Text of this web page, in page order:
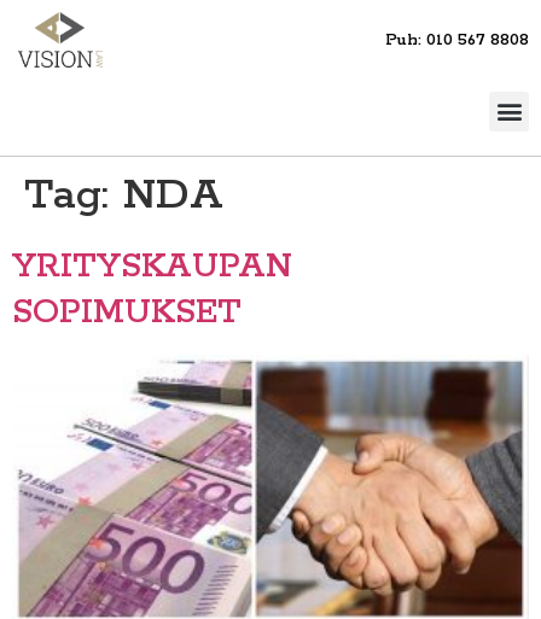
Puh: 010 567 8808
Tag: NDA
YRITYSKAUPAN
SOPIMUKSET